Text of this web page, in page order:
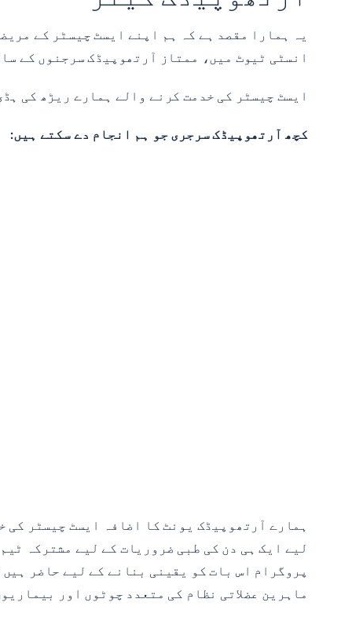
یہ ہمارا مقصد ہے کہ ہم اپنے ایسٹ چیسٹر کے
انسٹی ٹیوٹ میں، ممتاز آرتھوپیڈک سرجنوں کے
ایسٹ چیسٹر کی خدمت کرنے والے ہمارے ریڑھ کی
کچھ آرتھوپیڈک سرجری جو ہم انجام دے سکتے ہیں:
ہمارے آرتھوپیڈک یونٹ کا اضافہ ایسٹ چیسٹر
لیے ایک ہی دن کی طبی ضروریات کے لیے مشترکہ
پروگرام اس بات کو یقینی بنانے کے لیے حاضر
ماہرین عضلاتی نظام کی متعدد چوٹوں اور